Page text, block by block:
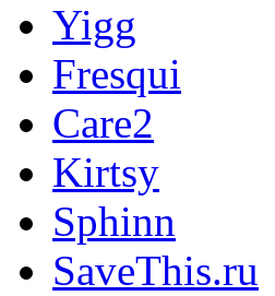
Yigg
Fresqui
Care2
Kirtsy
Sphinn
SaveThis.ru